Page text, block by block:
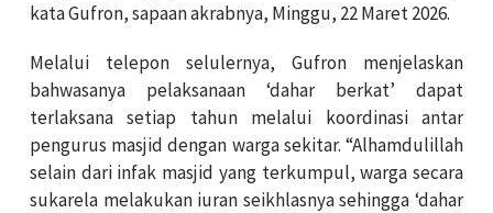
kata Gufron, sapaan akrabnya, Minggu, 22 Maret 2026.
Melalui telepon selulernya, Gufron menjelaskan
bahwasanya pelaksanaan ‘dahar berkat’ dapat
terlaksana setiap tahun melalui koordinasi antar
pengurus masjid dengan warga sekitar. “Alhamdulillah
selain dari infak masjid yang terkumpul, warga secara
sukarela melakukan iuran seikhlasnya sehingga ‘dahar